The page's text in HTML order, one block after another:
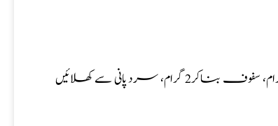
نمونیہ کیلئے، دیسی علاج نسخہ الشفاء : مرچ سیاہ 50 گرام، باؤبڑنگ 50 گرام، سفوف بناکر2 گرام، سرد پانی سے کھلائیں